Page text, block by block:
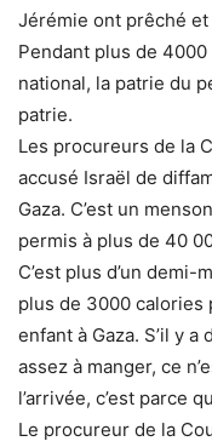
Jérémie ont prêché
Pendant plus de
national, la patrie du
patrie.
Les procureurs de la
accusé Israël de
Gaza. C’est un
permis à plus de 40
C’est plus d’un
plus de 3000 calories
enfant à Gaza. S’il y a
assez à manger, ce
l’arrivée, c’est parce
Le procureur de la